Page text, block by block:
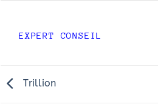
EXPERT CONSEIL
Trillion